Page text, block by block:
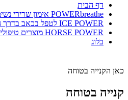
דף הבית
POWERbreathe אימון שרירי נשימה
ICE POWER לטפל בכאב בדרך הקרה
HORSE POWER מוצרים טיפוליים לסוסים
בלוג
כאן הקנייה בטוחה
קנייה בטוחה